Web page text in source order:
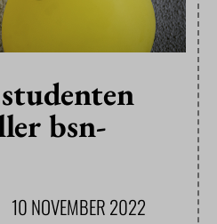
bsn-
10 NOVEMBER 2022